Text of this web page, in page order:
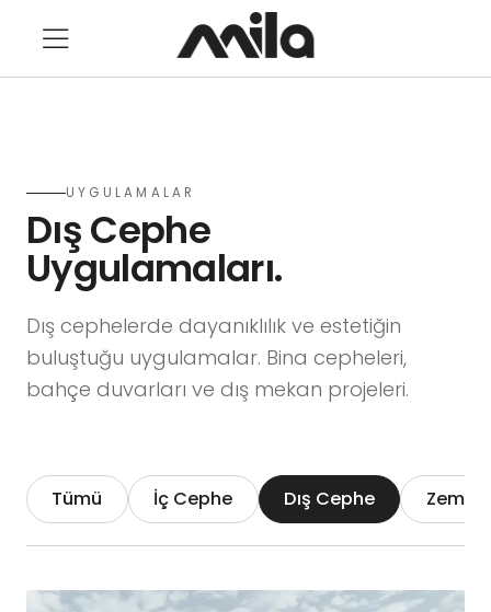
UYGULAMALAR
Dış Cephe
Uygulamaları.
Dış cephelerde dayanıklılık ve estetiğin
buluştuğu uygulamalar. Bina cepheleri,
bahçe duvarları ve dış mekan projeleri.
Tümü İç Cephe Dış Cephe Zemin